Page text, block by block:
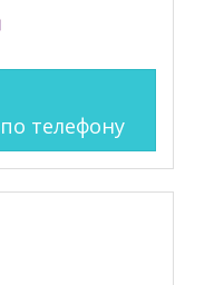
по телефону